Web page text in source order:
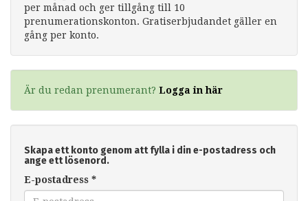
per månad och ger tillgång till 10
prenumerationskonton. Gratiserbjudandet gäller en
gång per konto.
Är du redan prenumerant? Logga in här
Skapa ett konto genom att fylla i din e-postadress och
ange ett lösenord.
E-postadress *